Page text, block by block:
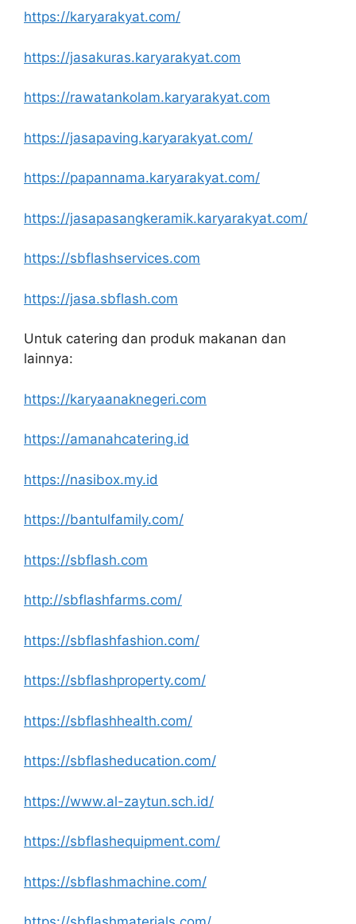
https://karyarakyat.com/
https://jasakuras.karyarakyat.com
https://rawatankolam.karyarakyat.com
https://jasapaving.karyarakyat.com/
https://papannama.karyarakyat.com/
https://jasapasangkeramik.karyarakyat.com/
https://sbflashservices.com
https://jasa.sbflash.com
Untuk catering dan produk makanan dan
lainnya:
https://karyaanaknegeri.com
https://amanahcatering.id
https://nasibox.my.id
https://bantulfamily.com/
https://sbflash.com
http://sbflashfarms.com/
https://sbflashfashion.com/
https://sbflashproperty.com/
https://sbflashhealth.com/
https://sbflasheducation.com/
https://www.al-zaytun.sch.id/
https://sbflashequipment.com/
https://sbflashmachine.com/